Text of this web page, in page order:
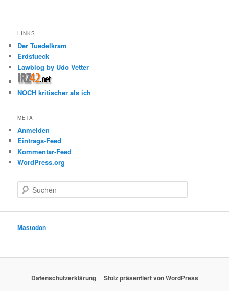
LINKS
Der Tuedelkram
Erdstueck
Lawblog by Udo Vetter
NOCH kritischer als ich
META
Anmelden
Eintrags-Feed
Kommentar-Feed
WordPress.org
u
e
Mastodon
Datenschutzerklärung Stolz präsentiert von WordPress